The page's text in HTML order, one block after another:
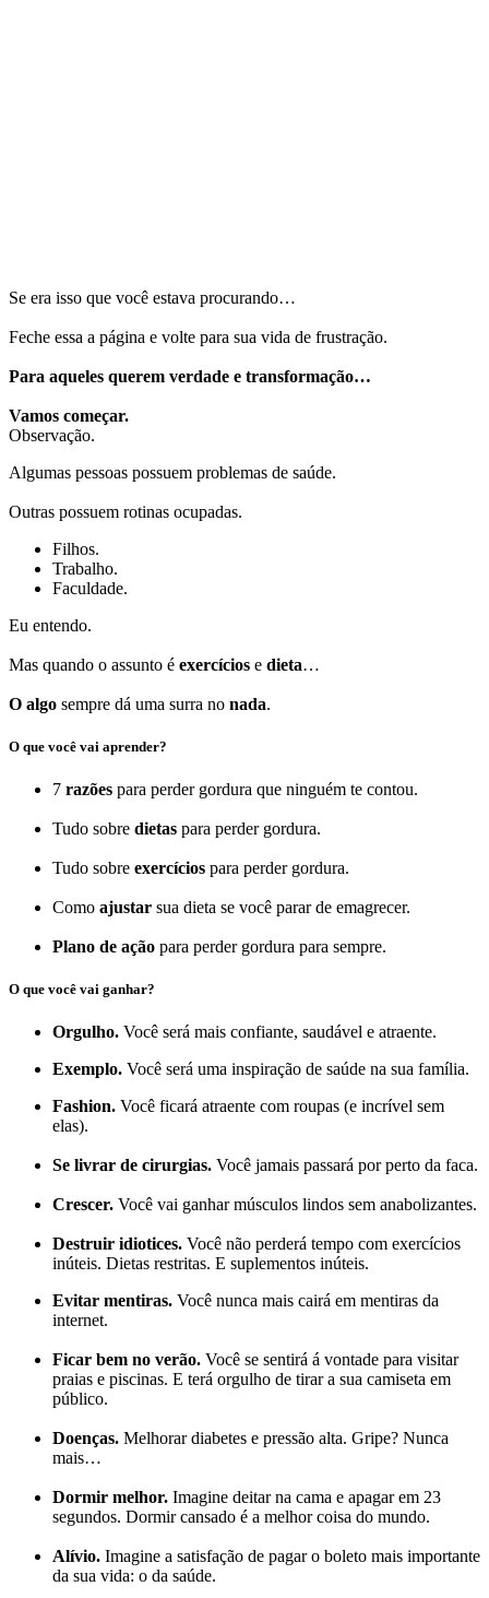
Se era isso que você estava procurando…
Feche essa a página e volte para sua vida de frustração.
Para aqueles querem verdade e transformação…
Vamos começar.
Observação.
Algumas pessoas possuem problemas de saúde.
Outras possuem rotinas ocupadas.
Filhos.
Trabalho.
Faculdade.
Eu entendo.
Mas quando o assunto é exercícios e dieta…
O algo sempre dá uma surra no nada.
O que você vai aprender?
7 razões para perder gordura que ninguém te contou.
Tudo sobre dietas para perder gordura.
Tudo sobre exercícios para perder gordura.
Como ajustar sua dieta se você parar de emagrecer.
Plano de ação para perder gordura para sempre.
O que você vai ganhar?
Orgulho. Você será mais confiante, saudável e atraente.
Exemplo. Você será uma inspiração de saúde na sua família.
Fashion. Você ficará atraente com roupas (e incrível sem
elas).
Se livrar de cirurgias. Você jamais passará por perto da faca.
Crescer. Você vai ganhar músculos lindos sem anabolizantes.
Destruir idiotices. Você não perderá tempo com exercícios
inúteis. Dietas restritas. E suplementos inúteis.
Evitar mentiras. Você nunca mais cairá em mentiras da
internet.
Ficar bem no verão. Você se sentirá á vontade para visitar
praias e piscinas. E terá orgulho de tirar a sua camiseta em
público.
Doenças. Melhorar diabetes e pressão alta. Gripe? Nunca
mais…
Dormir melhor. Imagine deitar na cama e apagar em 23
segundos. Dormir cansado é a melhor coisa do mundo.
Alívio. Imagine a satisfação de pagar o boleto mais importante
da sua vida: o da saúde.